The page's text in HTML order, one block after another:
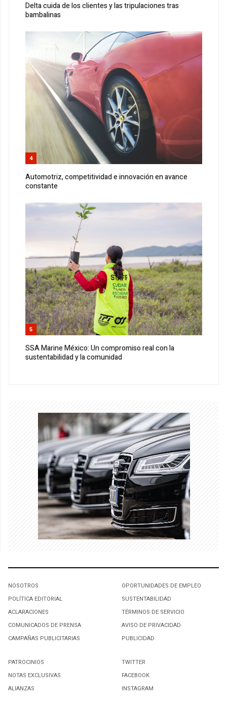
Delta cuida de los clientes y las tripulaciones tras
bambalinas
4
Automotriz, competitividad e innovación en avance
constante
5
SSA Marine México: Un compromiso real con la
sustentabilidad y la comunidad
NOSOTROS
POLÍTICA EDITORIAL
ACLARACIONES
COMUNICADOS DE PRENSA
CAMPAÑAS PUBLICITARIAS
OPORTUNIDADES DE EMPLEO
SUSTENTABILIDAD
TÉRMINOS DE SERVICIO
AVISO DE PRIVACIDAD
PUBLICIDAD
PATROCINIOS
NOTAS EXCLUSIVAS
ALIANZAS
TWITTER
FACEBOOK
INSTAGRAM